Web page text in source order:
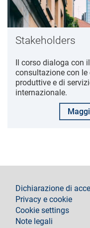
Stakeholders
Il corso dialoga con
consultazione con
produttive e di
internazionale.
footer
Dichiarazione di
Privacy e cookie
Cookie settings
Note legali